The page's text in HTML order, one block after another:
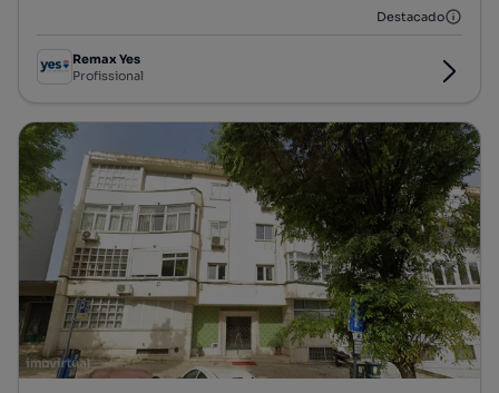
Destacado
Remax Yes
Profissional